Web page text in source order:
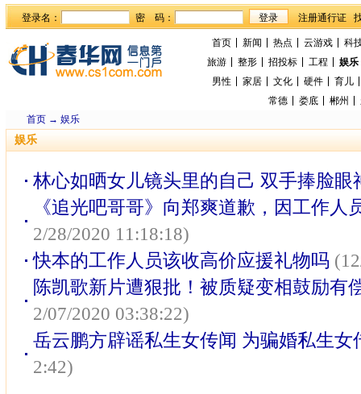
登录名： 密 码：
首页 新闻 热点 云游戏
科
旅游
整形 招投标 工程
娱乐
男性
家居 文化 硬件
育儿
常德
娄底 郴州
首页→ 娱乐
娱乐
林心如晒女儿镜头里的自己 双手捧脸眼
《追光吧哥哥》向郑爽道歉，因工作
2/28/2020 11:18:18)
快本的工作人员该收高价应援礼物吗
陈凯歌新片遭狠批！被质疑变相鼓励有
2/07/2020 03:38:22)
岳云鹏方辟谣私生女传闻 为骗婚私生女
2:42)